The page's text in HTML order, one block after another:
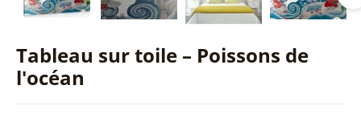
Tableau sur toile – Poissons de
l'océan